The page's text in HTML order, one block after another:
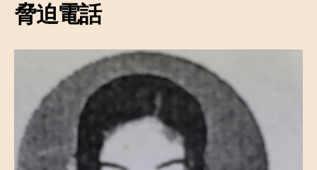
脅迫電話